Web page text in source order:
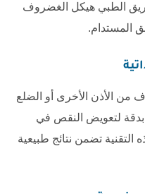
الطبي هيكل الغضروف
المستدام.
الأذن الأخرى أو الضلع
لتعويض النقص في
التقنية تضمن نتائج طبيعية